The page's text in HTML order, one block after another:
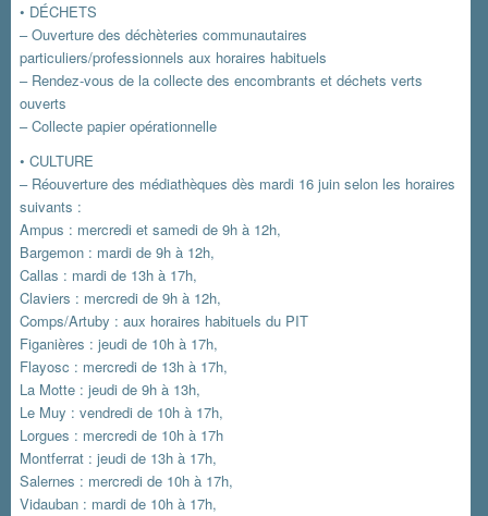
• DÉCHETS
– Ouverture des déchèteries communautaires
particuliers/professionnels aux horaires habituels
– Rendez-vous de la collecte des encombrants et déchets verts
ouverts
– Collecte papier opérationnelle
• CULTURE
– Réouverture des médiathèques dès mardi 16 juin selon les horaires
suivants :
Ampus : mercredi et samedi de 9h à 12h,
Bargemon : mardi de 9h à 12h,
Callas : mardi de 13h à 17h,
Claviers : mercredi de 9h à 12h,
Comps/Artuby : aux horaires habituels du PIT
Figanières : jeudi de 10h à 17h,
Flayosc : mercredi de 13h à 17h,
La Motte : jeudi de 9h à 13h,
Le Muy : vendredi de 10h à 17h,
Lorgues : mercredi de 10h à 17h
Montferrat : jeudi de 13h à 17h,
Salernes : mercredi de 10h à 17h,
Vidauban : mardi de 10h à 17h,